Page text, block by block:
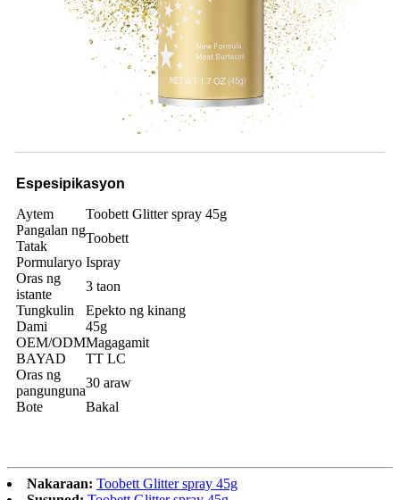
Espesipikasyon
Aytem
Toobett Glitter spray 45g
Pangalan ng
Tatak
Toobett
Pormularyo Ispray
Oras ng
istante
3 taon
Tungkulin
Epekto ng kinang
Dami
45g
OEM/ODMMagagamit
BAYAD
TT LC
Oras ng
pangunguna
30 araw
Bote
Bakal
Nakaraan: Toobett Glitter spray 45g